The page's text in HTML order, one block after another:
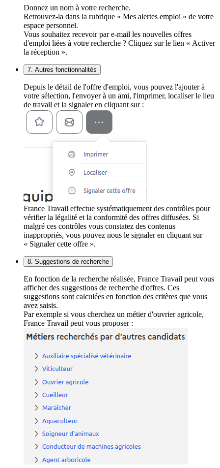
Donnez un nom à votre recherche.
Retrouvez-la dans la rubrique « Mes alertes emploi » de votre
espace personnel.
Vous souhaitez recevoir par e-mail les nouvelles offres
d'emploi liées à votre recherche ? Cliquez sur le lien « Activer
la réception ».
7. Autres fonctionnalités
Depuis le détail de l'offre d'emploi, vous pouvez l'ajouter à
votre sélection, l'envoyer à un ami, l'imprimer, localiser le lieu
de travail et la signaler en cliquant sur :
France Travail effectue systématiquement des contrôles pour
vérifier la légalité et la conformité des offres diffusées. Si
malgré ces contrôles vous constatez des contenus
inappropriés, vous pouvez nous le signaler en cliquant sur
« Signaler cette offre ».
8. Suggestions de recherche
En fonction de la recherche réalisée, France Travail peut vous
afficher des suggestions de recherche d'offres. Ces
suggestions sont calculées en fonction des critères que vous
avez saisis.
Par exemple si vous cherchez un métier d'ouvrier agricole,
France Travail peut vous proposer :